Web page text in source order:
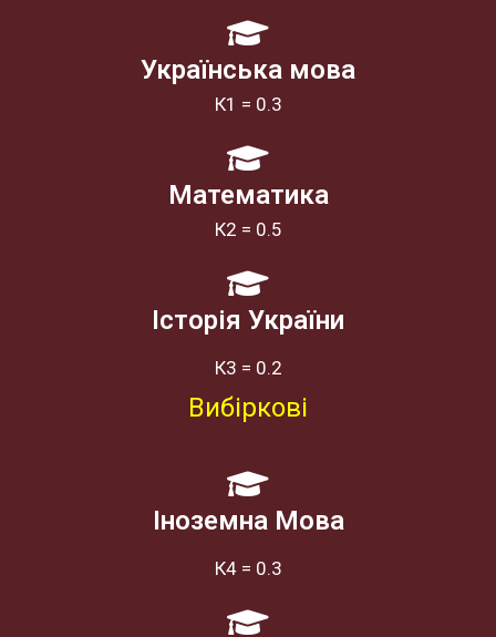
Українська мова
К1 = 0.3
Математика
К2 = 0.5
Історія України
К3 = 0.2
Вибіркові
Іноземна Мова
К4 = 0.3